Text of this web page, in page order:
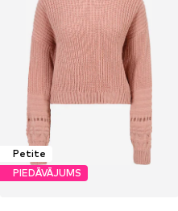
Petite
PIEDĀVĀJUMS